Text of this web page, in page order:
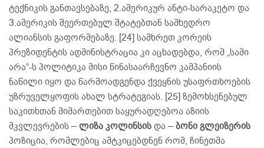
ტექნიკის განთავსებაზე, 2.ამერიკურ ანტი-სარაკეტო და
3.ამერიკის შეერთებულ შტატებთან სამხედრო
ალიანსის გაფორმებაზე. [24] სამხრეთ კორეის
პრეზიდენტის ადმინისტრაცია კი აცხადებდა, რომ „სამი
არა“-ს პოლიტიკა მისი წინასაარჩევნო კამპანიის
ნაწილი იყო და წარმოადგენდა ქვეყნის უსაფრთხოების
უზრუველყოფის ახალ სტრატეგიას. [25] ზემოხსენებულ
საკითხთან მიმართებით საყურადღებოა აზიის
მკვლევრების – ლიზა კოლინსისდა –ბონი გლეიზერის
პოზიცია, რომლებიც ამტკიცებდნენ რომ, ჩინეთმა